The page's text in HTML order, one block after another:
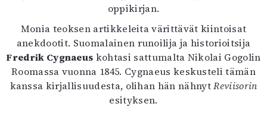
oppikirjan.
Monia teoksen artikkeleita värittävät kiintoisat
anekdootit. Suomalainen runoilija ja historioitsija
Fredrik Cygnaeus kohtasi sattumalta Nikolai Gogolin
Roomassa vuonna 1845. Cygnaeus keskusteli tämän
kanssa kirjallisuudesta, olihan hän nähnytReviisorin
esityksen.